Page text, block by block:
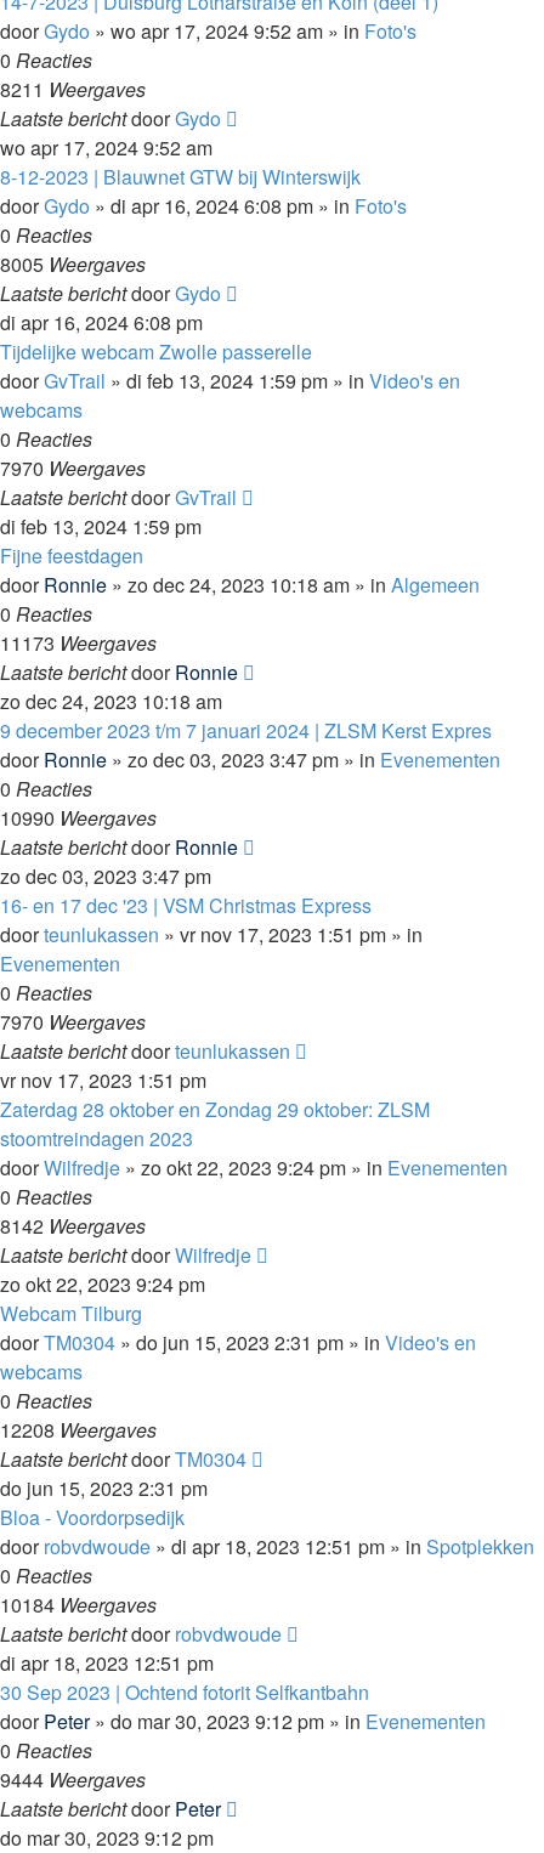
doorGydo » wo apr 17, 2024 9:52 am » in Foto's
0 Reacties
8211 Weergaves
Laatste berichtdoorGydo
wo apr 17, 2024 9:52 am
8-12-2023 | Blauwnet GTW bij Winterswijk
doorGydo » di apr 16, 2024 6:08 pm » in Foto's
0 Reacties
8005 Weergaves
Laatste berichtdoorGydo
di apr 16, 2024 6:08 pm
Tijdelijke webcam Zwolle passerelle
doorGvTrail » di feb 13, 2024 1:59 pm » in Video's en
webcams
0 Reacties
7970 Weergaves
Laatste berichtdoorGvTrail
di feb 13, 2024 1:59 pm
Fijne feestdagen
doorRonnie » zo dec 24, 2023 10:18 am » in Algemeen
0 Reacties
11173 Weergaves
Laatste berichtdoorRonnie
zo dec 24, 2023 10:18 am
9 december 2023 t/m 7 januari 2024 | ZLSM Kerst Expres
doorRonnie » zo dec 03, 2023 3:47 pm » in Evenementen
0 Reacties
10990 Weergaves
Laatste berichtdoorRonnie
zo dec 03, 2023 3:47 pm
16- en 17 dec '23 | VSM Christmas Express
doorteunlukassen » vr nov 17, 2023 1:51 pm » in
Evenementen
0 Reacties
7970 Weergaves
Laatste berichtdoorteunlukassen
vr nov 17, 2023 1:51 pm
Zaterdag 28 oktober en Zondag 29 oktober: ZLSM
stoomtreindagen 2023
doorWilfredje » zo okt 22, 2023 9:24 pm » in Evenementen
0 Reacties
8142 Weergaves
Laatste berichtdoorWilfredje
zo okt 22, 2023 9:24 pm
Webcam Tilburg
doorTM0304 » do jun 15, 2023 2:31 pm » in Video's en
webcams
0 Reacties
12208 Weergaves
Laatste berichtdoorTM0304
do jun 15, 2023 2:31 pm
Bloa - Voordorpsedijk
doorrobvdwoude » di apr 18, 2023 12:51 pm » in Spotplekken
0 Reacties
10184 Weergaves
Laatste berichtdoorrobvdwoude
di apr 18, 2023 12:51 pm
30 Sep 2023 | Ochtend fotorit Selfkantbahn
doorPeter» do mar 30, 2023 9:12 pm » in Evenementen
0 Reacties
9444 Weergaves
Laatste berichtdoorPeter
do mar 30, 2023 9:12 pm